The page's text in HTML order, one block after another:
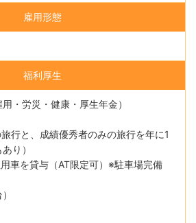
雇用形態
福利厚生
・労災・健康・厚生年金）
行と、成績優秀者のみの旅行を年に1
り）
車を貸与（AT限定可）※駐車場完備